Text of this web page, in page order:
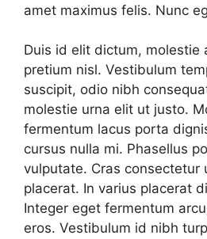
amet maximus felis. Nunc
Duis id elit dictum, molestie
pretium nisl. Vestibulum
suscipit, odio nibh
molestie urna elit ut justo.
fermentum lacus porta
cursus nulla mi. Phasellus
vulputate. Cras consectetur
placerat. In varius placerat
Integer eget fermentum
eros. Vestibulum id nibh